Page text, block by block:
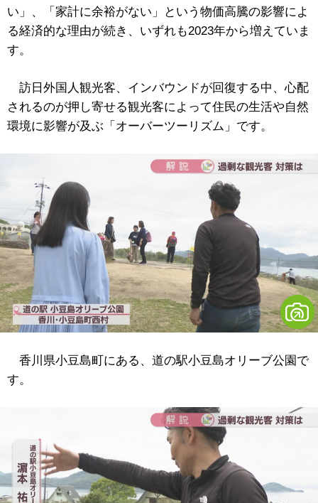
い」、「家計に余裕がない」という物価高騰の影響によ
る経済的な理由が続き、いずれも2023年から増えていま
す。
訪日外国人観光客、インバウンドが回復する中、心配
されるのが押し寄せる観光客によって住民の生活や自然
環境に影響が及ぶ「オーバーツーリズム」です。
香川県小豆島町にある、道の駅小豆島オリーブ公園で
す。